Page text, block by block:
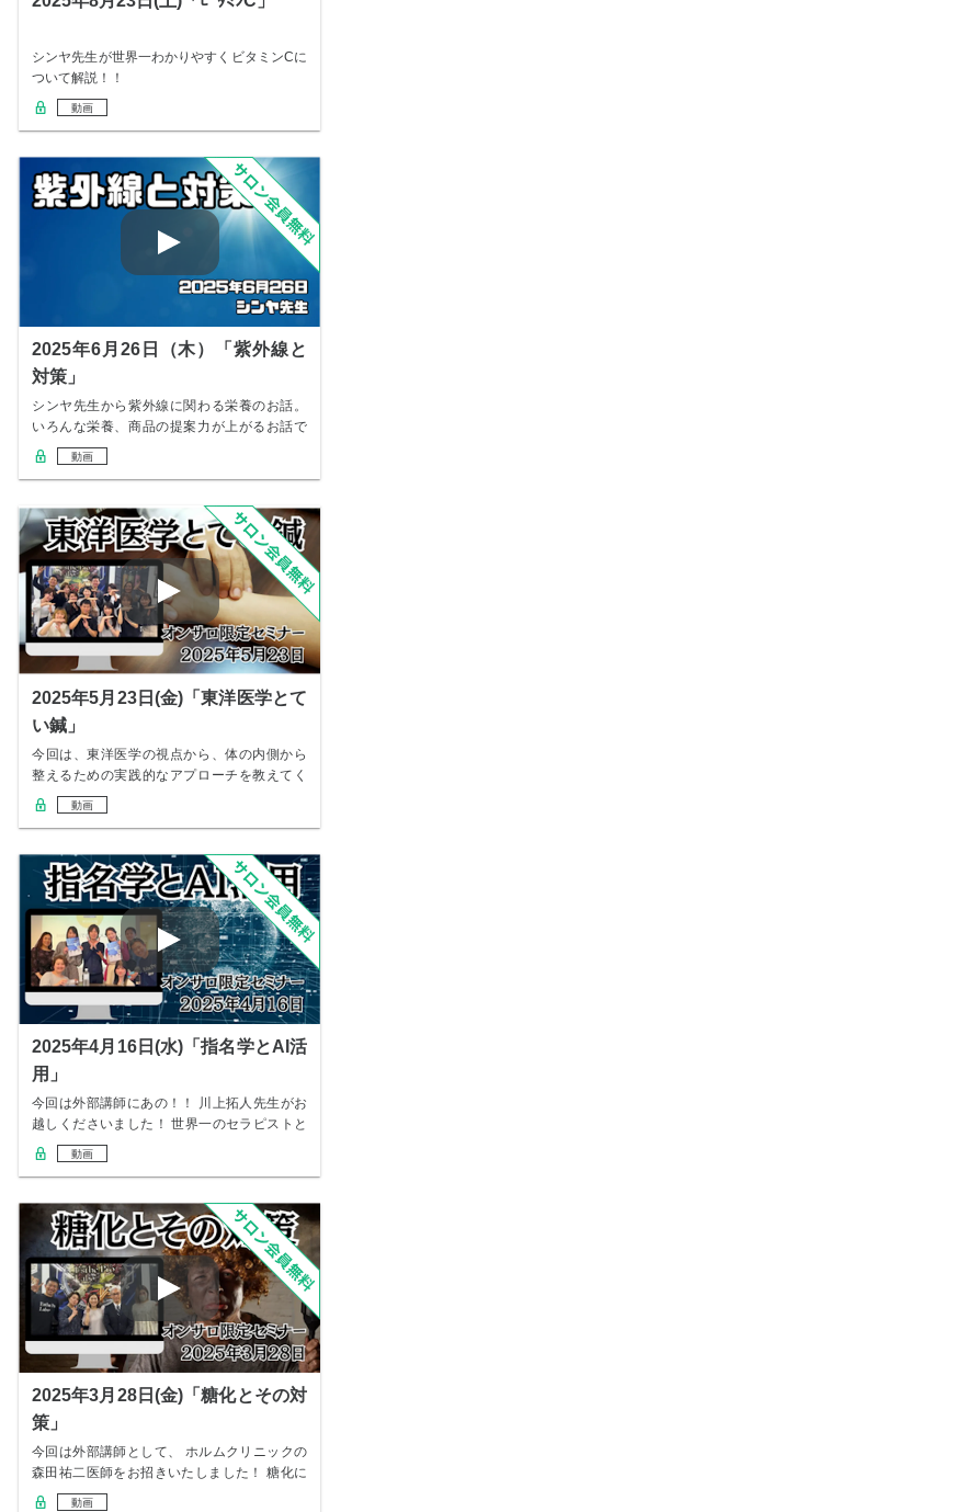
シンヤ先生が世界一わかりやすくビタミンCに
ついて解説！！
動画
2025年6月26日（木）「紫外線と
対策」
シンヤ先生から紫外線に関わる栄養のお話。
いろんな栄養、商品の提案力が上がるお話で
す✨
動画
2025年5月23日(金)「東洋医学とて
い鍼」
今回は、東洋医学の視点から、体の内側から
整えるための実践的なアプローチを教えてく
ださる、船…
動画
2025年4月16日(水)「指名学とAI活
用」
今回は外部講師にあの！！ 川上拓人先生がお
越しくださいました！ 世界一のセラピストと
して地…
動画
2025年3月28日(金)「糖化とその対
策」
今回は外部講師として、 ホルムクリニックの
森田祐二医師をお招きいたしました！ 糖化に
ついて…
動画